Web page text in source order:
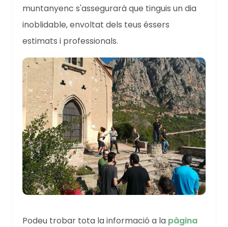
muntanyenc s'assegurarà que tinguis un dia
inoblidable, envoltat dels teus éssers
estimats i professionals.
Podeu trobar tota la informació a la pàgina